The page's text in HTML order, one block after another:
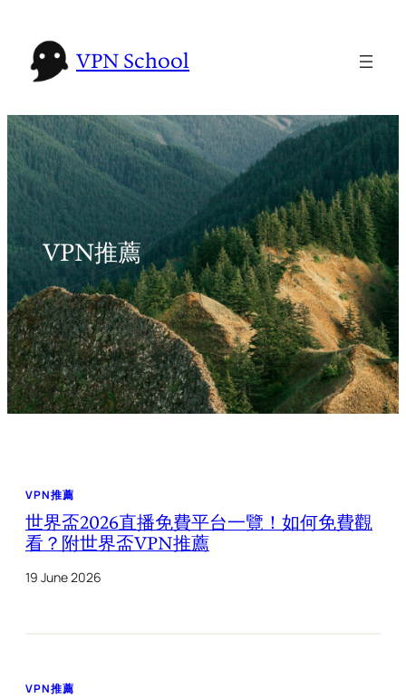
content
VPN School
VPN推薦
VPN推薦
世界盃2026直播免費平台一覽！如何免費觀
看？附世界盃VPN推薦
19 June 2026
VPN推薦